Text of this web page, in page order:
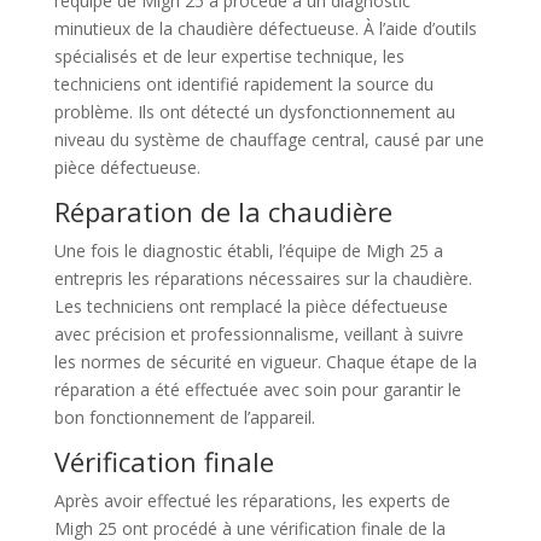
minutieux de la chaudière défectueuse. À l’aide d’outils
spécialisés et de leur expertise technique, les
techniciens ont identifié rapidement la source du
problème. Ils ont détecté un dysfonctionnement au
niveau du système de chauffage central, causé par une
pièce défectueuse.
Réparation de la chaudière
Une fois le diagnostic établi, l’équipe de Migh 25 a
entrepris les réparations nécessaires sur la chaudière.
Les techniciens ont remplacé la pièce défectueuse
avec précision et professionnalisme, veillant à suivre
les normes de sécurité en vigueur. Chaque étape de la
réparation a été effectuée avec soin pour garantir le
bon fonctionnement de l’appareil.
Vérification finale
Après avoir effectué les réparations, les experts de
Migh 25 ont procédé à une vérification finale de la